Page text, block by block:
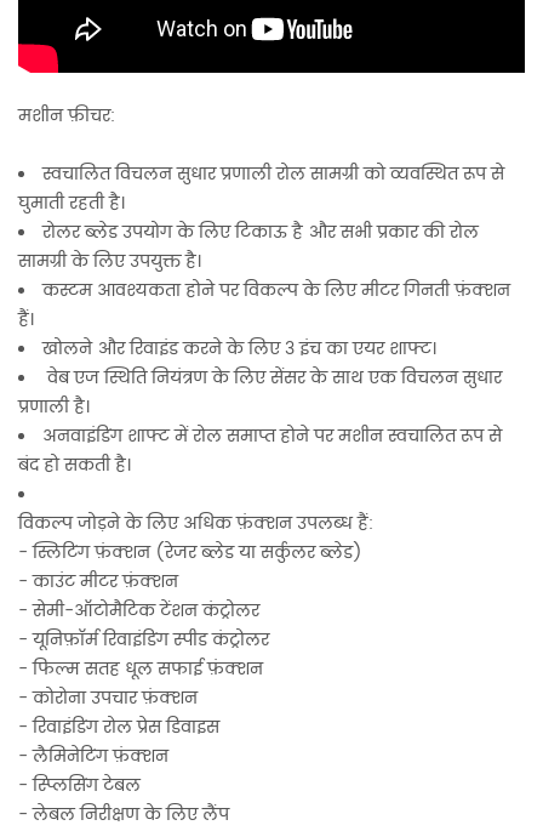
मशीन फ़ीचर:
स्वचालित विचलन सुधार प्रणाली रोल सामग्री को व्यवस्थित रूप से
घुमाती रहती है।
रोलर ब्लेड उपयोग के लिए टिकाऊ है और सभी प्रकार की रोल
सामग्री के लिए उपयुक्त है।
कस्टम आवश्यकता होने पर विकल्प के लिए मीटर गिनती फ़ंक्शन
हैं।
खोलने और रिवाइंड करने के लिए 3 इंच का एयर शाफ्ट।
वेब एज स्थिति नियंत्रण के लिए सेंसर के साथ एक विचलन सुधार
प्रणाली है।
अनवाइंडिंग शाफ्ट में रोल समाप्त होने पर मशीन स्वचालित रूप से
बंद हो सकती है।
विकल्प जोड़ने के लिए अधिक फ़ंक्शन उपलब्ध हैं:
- स्लिटिंग फ़ंक्शन (रेजर ब्लेड या सर्कुलर ब्लेड)
- काउंट मीटर फ़ंक्शन
- सेमी-ऑटोमैटिक टेंशन कंट्रोलर
- यूनिफ़ॉर्म रिवाइंडिंग स्पीड कंट्रोलर
- फिल्म सतह धूल सफाई फ़ंक्शन
- कोरोना उपचार फ़ंक्शन
- रिवाइंडिंग रोल प्रेस डिवाइस
- लैमिनेटिंग फ़ंक्शन
- स्प्लिसिंग टेबल
- लेबल निरीक्षण के लिए लैंप